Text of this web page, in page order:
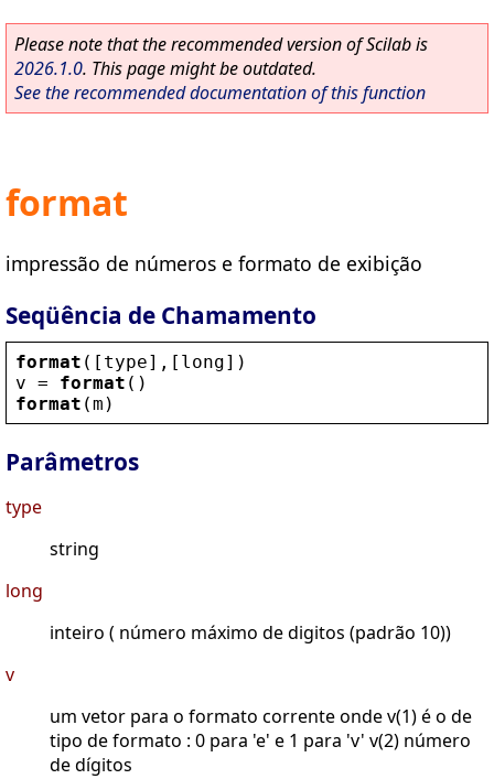
Please note that the recommended version of Scilab is
2026.1.0. This page might be outdated.
See the recommended documentation of this function
format
impressão de números e formato de exibição
Seqüência de Chamamento
format ([ type],[ long])
v = format ()
format (m )
Parâmetros
type
string
long
inteiro ( número máximo de digitos (padrão 10))
v
um vetor para o formato corrente onde v(1) é o de
tipo de formato : 0 para 'e' e 1 para 'v' v(2) número
de dígitos